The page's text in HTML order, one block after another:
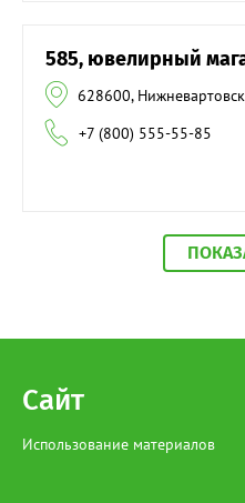
585, ювелирный
628600,
+7 (800) 555-55-85
Сайт
Использование материалов